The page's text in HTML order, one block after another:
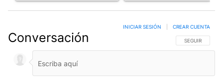
Conversación SIGA ESTA
SEGUIR
INICIAR SESIÓN CREAR CUENTA